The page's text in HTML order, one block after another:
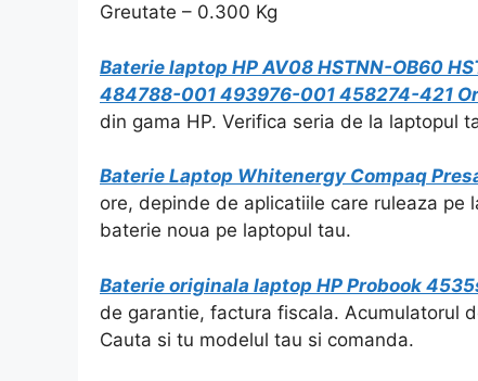
Greutate – 0.300 Kg
Baterie laptop HP AV08 HSTNN-OB60
484788-001 493976-001 458274-421
din gama HP. Verifica seria de la laptopul
Baterie Laptop Whitenergy Compaq
ore, depinde de aplicatiile care ruleaza pe
baterie noua pe laptopul tau.
Baterie originala laptop HP Probook
de garantie, factura fiscala. Acumulatorul
Cauta si tu modelul tau si comanda.